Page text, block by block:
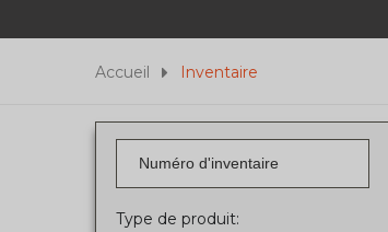
Accueil Inventaire
Type de produit: